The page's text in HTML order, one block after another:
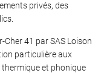
privés, des
41 par SAS Loison
particulière aux
et phonique